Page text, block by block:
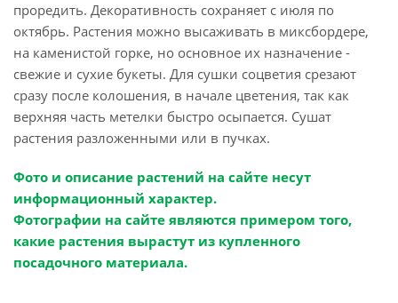
проредить. Декоративность сохраняет с июля по
октябрь. Растения можно высаживать в миксбордере,
на каменистой горке, но основное их назначение -
свежие и сухие букеты. Для сушки соцветия срезают
сразу после колошения, в начале цветения, так как
верхняя часть метелки быстро осыпается. Сушат
растения разложенными или в пучках.
Фото и описание растений на сайте несут
информационный характер.
Фотографии на сайте являются примером того,
какие растения вырастут из купленного
посадочного материала.